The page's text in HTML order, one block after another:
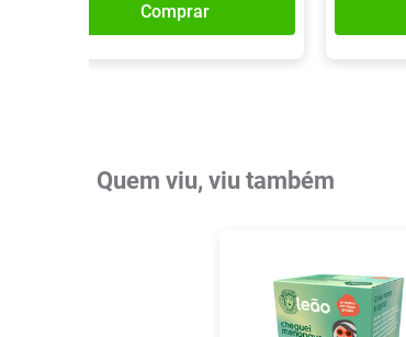
Comprar
Quem viu, viu também